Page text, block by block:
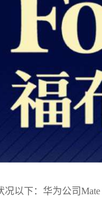
以下：华为公司